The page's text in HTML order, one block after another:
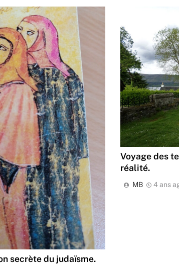
secrète du judaïsme.
Voyage des
réalité.
MB 4 ans